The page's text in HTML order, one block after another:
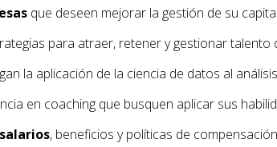
que deseen mejorar la gestión de su
para atraer, retener y gestionar talento
la aplicación de la ciencia de datos al
en coaching que busquen aplicar sus
, beneficios y políticas de